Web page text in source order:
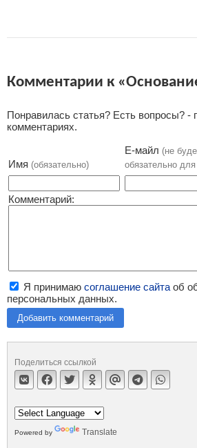
Комментарии к
Понравилась статья? Есть вопросы? -
комментариях.
Имя (обязательно)
Е-майл (не
обязательно
Комментарий:
Я принимаю соглашение сайта об
персональных данных.
Добавить комментарий
Поделиться ссылкой
Powered by Translate